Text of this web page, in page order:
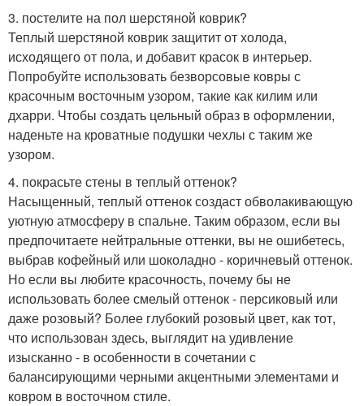
3. постелите на пол шерстяной коврик?
Теплый шерстяной коврик защитит от холода,
исходящего от пола, и добавит красок в интерьер.
Попробуйте использовать безворсовые ковры с
красочным восточным узором, такие как килим или
дхарри. Чтобы создать цельный образ в оформлении,
наденьте на кроватные подушки чехлы с таким же
узором.
4. покрасьте стены в теплый оттенок?
Насыщенный, теплый оттенок создаст обволакивающую
уютную атмосферу в спальне. Таким образом, если вы
предпочитаете нейтральные оттенки, вы не ошибетесь,
выбрав кофейный или шоколадно - коричневый оттенок.
Но если вы любите красочность, почему бы не
использовать более смелый оттенок - персиковый или
даже розовый? Более глубокий розовый цвет, как тот,
что использован здесь, выглядит на удивление
изысканно - в особенности в сочетании с
балансирующими черными акцентными элементами и
ковром в восточном стиле.